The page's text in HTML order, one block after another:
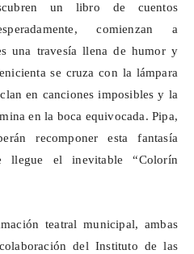
un libro de cuentos
comienzan a
una travesía llena de humor y
se cruza con la lámpara
en canciones imposibles y la
en la boca equivocada. Pipa,
recomponer esta fantasía
llegue el inevitable “Colorín
teatral municipal, ambas
del Instituto de las